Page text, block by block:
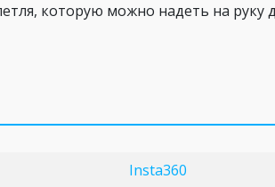
которую можно надеть на
Insta360